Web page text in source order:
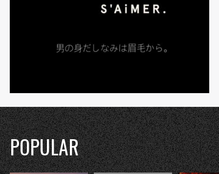
POPULAR